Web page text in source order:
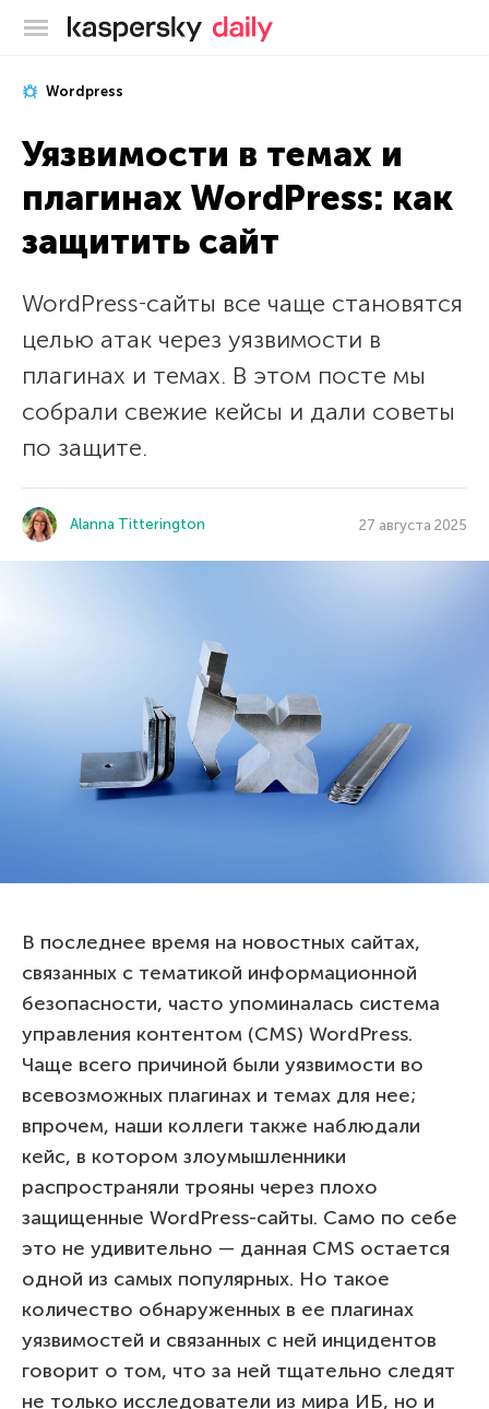
Блог Касперского
Wordpress
Уязвимости в темах и
плагинах WordPress: как
защитить сайт
WordPress‑сайты все чаще становятся
целью атак через уязвимости в
плагинах и темах. В этом посте мы
собрали свежие кейсы и дали советы
по защите.
Alanna Titterington 27 августа 2025
В последнее время на новостных сайтах,
связанных с тематикой информационной
безопасности, часто упоминалась система
управления контентом (CMS) WordPress.
Чаще всего причиной были уязвимости во
всевозможных плагинах и темах для нее;
впрочем, наши коллеги также наблюдали
кейс, в котором злоумышленники
распространяли трояны через плохо
защищенные WordPress-сайты. Само по себе
это не удивительно — данная CMS остается
одной из самых популярных. Но такое
количество обнаруженных в ее плагинах
уязвимостей и связанных с ней инцидентов
говорит о том, что за ней тщательно следят
не только исследователи из мира ИБ, но и